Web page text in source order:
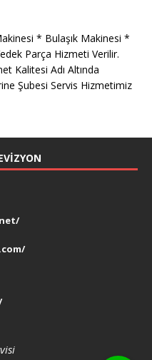
* Bulaşık Makinesi *
Parça Hizmeti Verilir.
Kalitesi Adı Altında
Şubesi Servis Hizmetimiz